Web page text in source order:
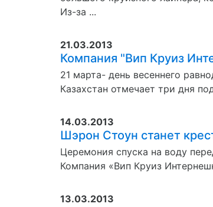
Из-за ...
21.03.2013
Компания "Вип Круиз
21 марта- день весеннего
Казахстан отмечает три дня
14.03.2013
Шэрон Стоун станет
Церемония спуска на воду
Компания «Вип Круиз
13.03.2013